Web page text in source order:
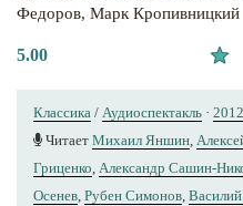
Федоров, Марк Кропивницкий
5.00
Классика / Аудиоспектакль · 2012
Читает Михаил Яншин
Гриценко Александр Сашин-
Осенев Рубен Симонов